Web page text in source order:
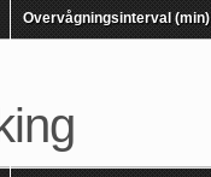
Overvågningsinterval (min)